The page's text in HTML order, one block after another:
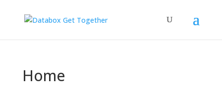
Home